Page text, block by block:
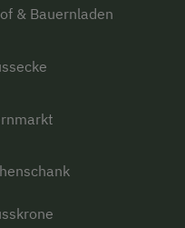
& Bauernladen